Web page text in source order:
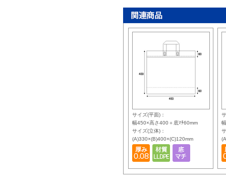
サイズ(平面)：
幅450×高さ400＋底ﾏﾁ60mm
サイズ(立体)：
(A)330×(B)400×(C)120mm